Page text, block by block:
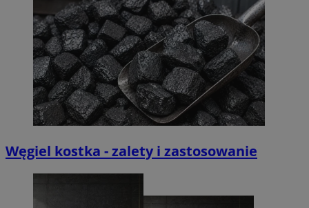
Węgiel kostka - zalety i zastosowanie